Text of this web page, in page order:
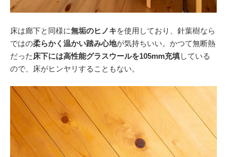
床は廊下と同様に無垢のヒノキを使用しており、針葉樹なら
ではの柔らかく温かい踏み心地が気持ちいい。かつて無断熱
だった 床下には高性能グラスウールを105mm充填している
ので、床がヒンヤリすることもない。